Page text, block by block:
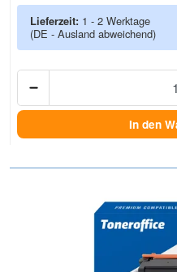
Lieferzeit: 1 - 2 Werktage
(DE - Ausland abweichend)
In den